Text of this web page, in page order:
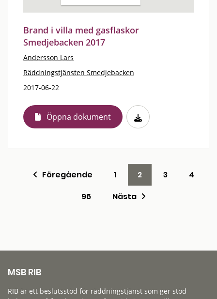
Brand i villa med gasflaskor
Smedjebacken 2017
Andersson Lars
Räddningstjänsten Smedjebacken
2017-06-22
Öppna dokument
Föregående 1 2 3
4
96
Nästa
MSB RIB
RIB är ett beslutsstöd för räddningstjänst som ger stöd